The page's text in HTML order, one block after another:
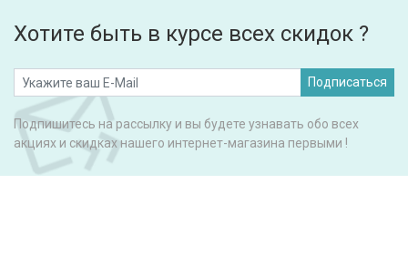
Хотите быть в курсе всех скидок ?
Подписаться
Подпишитесь на рассылку и вы будете узнавать обо всех
акциях и скидках нашего интернет-магазина первыми !